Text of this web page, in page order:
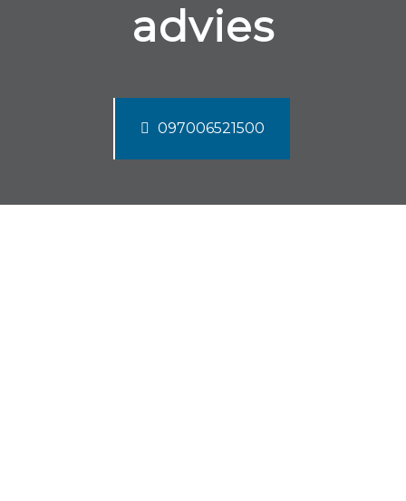
advies
097006521500